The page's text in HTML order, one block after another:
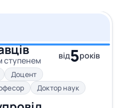
ступенем від5років
Доцент
Доктор наук